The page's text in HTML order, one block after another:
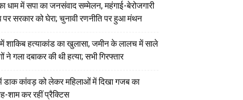
धाम में सपा का जनसंवाद सम्मेलन, महंगाई-बेरोजगारी
सरकार को घेरा; चुनावी रणनीति पर हुआ मंथन
शाकिब हत्याकांड का खुलासा, जमीन के लालच में साले
ने गला दबाकर की थी हत्या; सभी गिरफ्तार
डाक कांवड़ को लेकर महिलाओं में दिखा गजब का
शाम कर रहीं प्रैक्टिस